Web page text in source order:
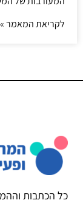
לקריאת המאמר »
כל הכתבות